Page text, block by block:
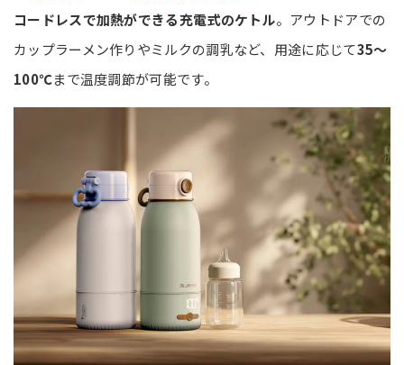
コードレスで加熱ができる充電式のケトル。アウトドアでの
カップラーメン作りやミルクの調乳など、用途に応じて35～
100℃まで温度調節が可能です。